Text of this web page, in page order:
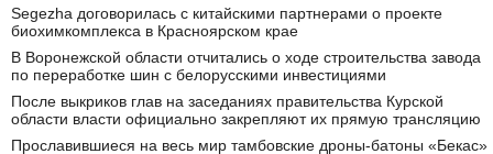
Segezha договорилась с китайскими партнерами о проекте
биохимкомплекса в Красноярском крае
В Воронежской области отчитались о ходе строительства завода
по переработке шин с белорусскими инвестициями
После выкриков глав на заседаниях правительства Курской
области власти официально закрепляют их прямую трансляцию
Прославившиеся на весь мир тамбовские дроны-батоны «Бекас»